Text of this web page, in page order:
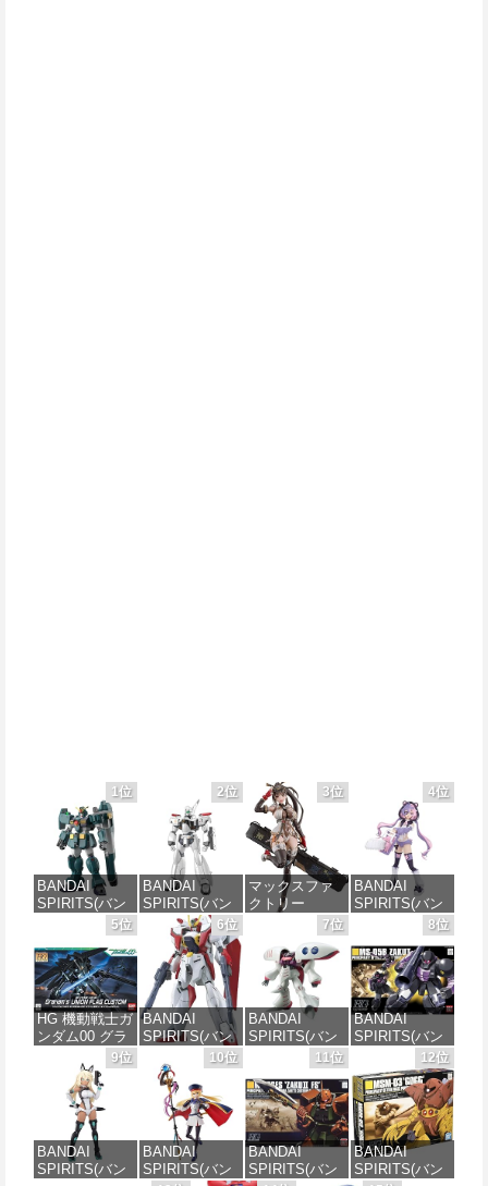
1位
BANDAI
SPIRITS(バン
ダイ スピリッ
ツ) HG 機動新
世紀ガンダムX
ガンダムレオ
パルド 1/144ス
ケール 色分け
済みプラモデ
ル
価格：¥3,480
2位
BANDAI
SPIRITS(バン
ダイ スピリッ
ツ) 機動警察パ
トレイバー
EZY RG 1/48
AV-98Plus (イ
ングラム・プ
ラス) 色分け済
みプラモデル
価格：¥6,480
3位
マックスファ
クトリー
MXちゃん 組み
立て式プラモ
デル ノンスケ
ール 全高約
160mm
価格：¥10,087
4位
BANDAI
SPIRITS(バン
ダイ スピリッ
ツ) 30MS SIS-
J00 メルンジ
ャ[カラーA] 色
分け済みプラ
モデル
価格：¥4,000
5位
HG 機動戦士ガ
ンダム00 グラ
ハム専用ユニ
オンフラッグ
カスタム 1/144
スケール 色分
け済みプラモ
デル
価格：¥1,800
6位
BANDAI
SPIRITS(バン
ダイ スピリッ
ツ) HGAW 機
動新世紀ガン
ダムX ガンダ
ムエアマスタ
ー 1/144スケー
ル 色分け済み
プラモデル
7位
BANDAI
SPIRITS(バン
ダイ スピリッ
ツ) HGUC 195
機動戦士Zガン
ダム キュベレ
イ 1/144スケー
ル 色分け済み
プラモデル
8位
BANDAI
SPIRITS(バン
ダイ スピリッ
ツ) HGUC 機動
戦士ガンダム
ザクI(黒い三連
星仕様) 1/144
スケール 色分
け済みプラモ
デル
9位
BANDAI
SPIRITS(バン
10位
BANDAI
SPIRITS(バン
11位
BANDAI
SPIRITS(バン
12位
BANDAI
SPIRITS(バン